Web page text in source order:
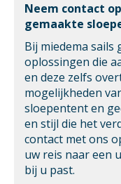
Neem contact
gemaakte
Bij miedema sails
oplossingen die
en deze zelfs
mogelijkheden
sloepentent en
en stijl die het
contact met ons
uw reis naar een
bij u past.